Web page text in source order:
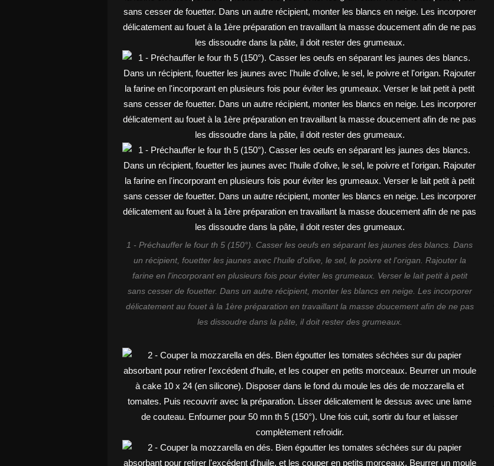
1 - Préchauffer le four th 5 (150°). Casser les oeufs en séparant les jaunes des blancs. Dans
un récipient, fouetter les jaunes avec l'huile d'olive, le sel, le poivre et l'origan. Rajouter la
farine en l'incorporant en plusieurs fois pour éviter les grumeaux. Verser le lait petit à petit
sans cesser de fouetter. Dans un autre récipient, monter les blancs en neige. Les incorporer
délicatement au fouet à la 1ère préparation en travaillant la masse doucement afin de ne pas
les dissoudre dans la pâte, il doit rester des grumeaux.